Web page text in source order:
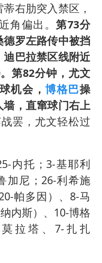
右肋突入禁区，
角偏出。第73分
罗左路传中被挡
巴拉禁区线附近
第82分钟，尤文
机会，博格巴操
，直窜球门右上
罢，尤文轻松过
内托；3-基耶利
加尼；26-利希施
帕多因）、8-马
内斯）、10-博格
拉塔、7-扎扎